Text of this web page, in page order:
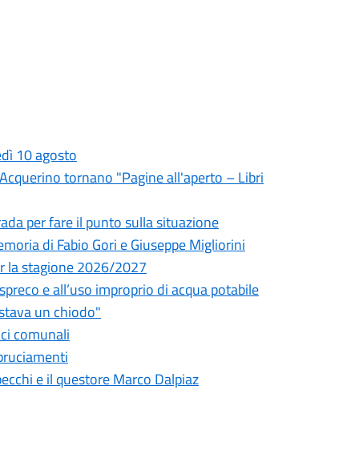
10 agosto
tornano "Pagine all'aperto – Libri
per fare il punto sulla situazione
di Fabio Gori e Giuseppe Migliorini
la stagione 2026/2027
e all’uso improprio di acqua potabile
un chiodo"
comunali
e il questore Marco Dalpiaz